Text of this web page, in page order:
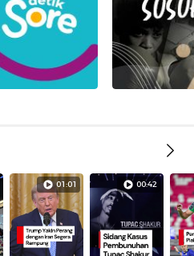
01:01 00:42